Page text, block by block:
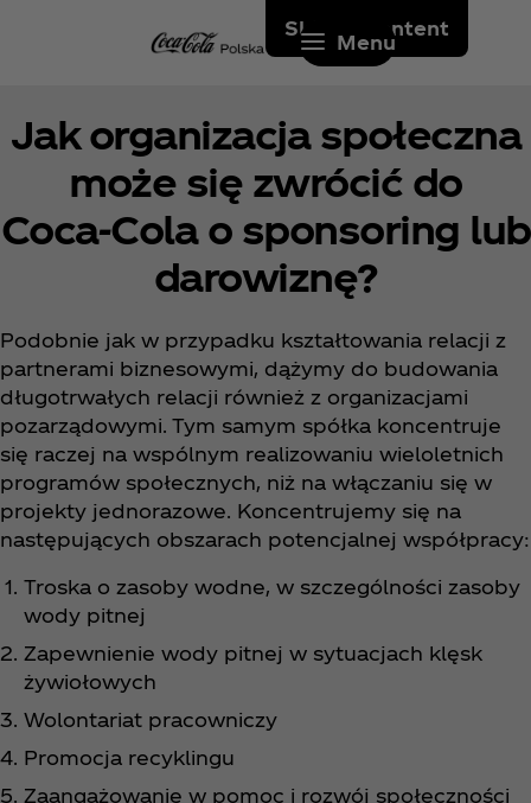
Skip to content
Menu
Jak organizacja społeczna
może się zwrócić do
Coca‑Cola o sponsoring lub
darowiznę?
Podobnie jak w przypadku kształtowania relacji z
partnerami biznesowymi, dążymy do budowania
długotrwałych relacji również z organizacjami
pozarządowymi. Tym samym spółka koncentruje
się raczej na wspólnym realizowaniu wieloletnich
programów społecznych, niż na włączaniu się w
projekty jednorazowe. Koncentrujemy się na
następujących obszarach potencjalnej współpracy:
Troska o zasoby wodne, w szczególności zasoby
wody pitnej
Zapewnienie wody pitnej w sytuacjach klęsk
żywiołowych
Wolontariat pracowniczy
Promocja recyklingu
Zaangażowanie w pomoc i rozwój społeczności